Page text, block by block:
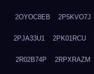
2OYOC8EB 2P5KVO7J
2PJA33U1 2PK01RCU
2R02B74P 2RPXRAZM